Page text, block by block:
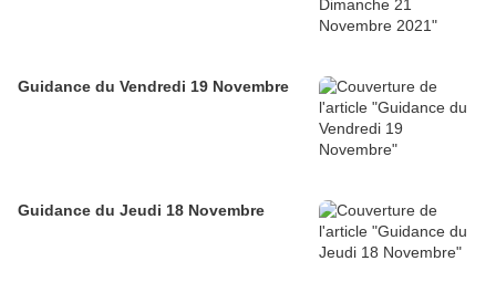
Guidance du Vendredi 19 Novembre
Guidance du Jeudi 18 Novembre